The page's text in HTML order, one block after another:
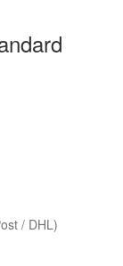
/ DHL)